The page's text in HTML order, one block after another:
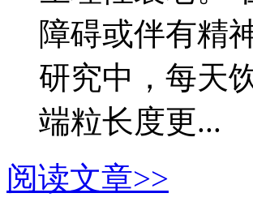
障碍或伴有精
研究中，每天
端粒长度更...
阅读文章>>